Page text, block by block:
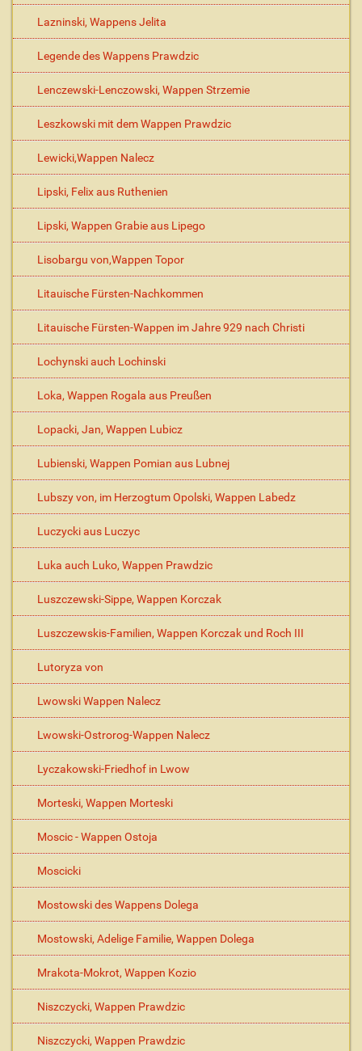
Lazninski, Wappens Jelita
Legende des Wappens Prawdzic
Lenczewski-Lenczowski, Wappen Strzemie
Leszkowski mit dem Wappen Prawdzic
Lewicki,Wappen Nalecz
Lipski, Felix aus Ruthenien
Lipski, Wappen Grabie aus Lipego
Lisobargu von,Wappen Topor
Litauische Fürsten-Nachkommen
Litauische Fürsten-Wappen im Jahre 929 nach Christi
Lochynski auch Lochinski
Loka, Wappen Rogala aus Preußen
Lopacki, Jan, Wappen Lubicz
Lubienski, Wappen Pomian aus Lubnej
Lubszy von, im Herzogtum Opolski, Wappen Labedz
Luczycki aus Luczyc
Luka auch Luko, Wappen Prawdzic
Luszczewski-Sippe, Wappen Korczak
Luszczewskis-Familien, Wappen Korczak und Roch III
Lutoryza von
Lwowski Wappen Nalecz
Lwowski-Ostrorog-Wappen Nalecz
Lyczakowski-Friedhof in Lwow
Morteski, Wappen Morteski
Moscic - Wappen Ostoja
Moscicki
Mostowski des Wappens Dolega
Mostowski, Adelige Familie, Wappen Dolega
Mrakota-Mokrot, Wappen Kozio
Niszczycki, Wappen Prawdzic
Niszczycki, Wappen Prawdzic